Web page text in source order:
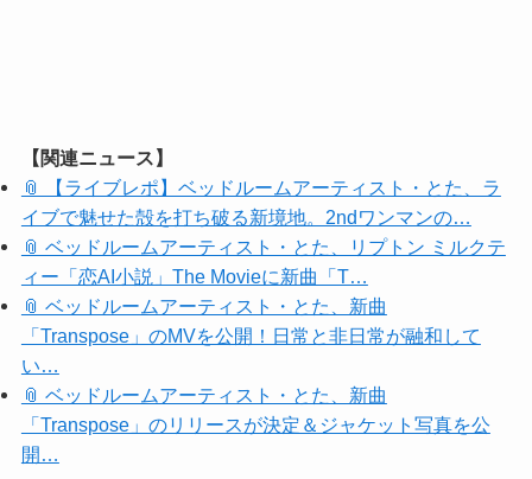
【関連ニュース】
📎 【ライブレポ】ベッドルームアーティスト・とた、ラ
イブで魅せた殻を打ち破る新境地。2ndワンマンの…
📎 ベッドルームアーティスト・とた、リプトン ミルクテ
ィー「恋AI小説」The Movieに新曲「T…
📎 ベッドルームアーティスト・とた、新曲
「Transpose」のMVを公開！日常と非日常が融和して
い…
📎 ベッドルームアーティスト・とた、新曲
「Transpose」のリリースが決定＆ジャケット写真を公
開…